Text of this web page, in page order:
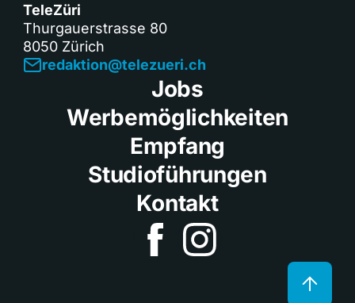
TeleZüri
Thurgauerstrasse 80
8050 Zürich
redaktion@telezueri.ch
Jobs
Werbemöglichkeiten
Empfang
Studioführungen
Kontakt